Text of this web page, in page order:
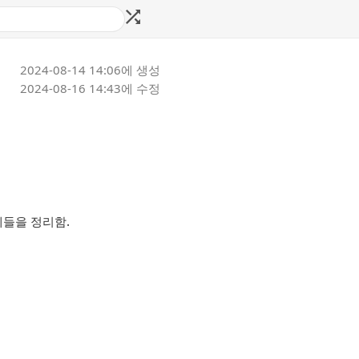
2024-08-14 14:06에 생성
2024-08-16 14:43에 수정
을 정리함.